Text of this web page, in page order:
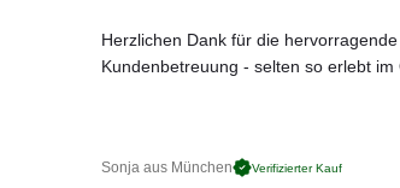
Dryfeel® Allwetterschaum gefüllt.
Kvadrat Patioist der erste
er von Karina Nielsen Rios,
Sitz- und Rückenpolster. Der
Herzlichen Dank für die hervorragende
Kundenbetreuung - selten so erlebt im
Sonja aus München Verifizierter Kauf